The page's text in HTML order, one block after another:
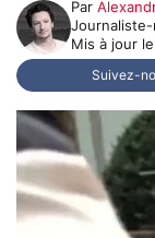
Par
Mis à jour le
Suivez-